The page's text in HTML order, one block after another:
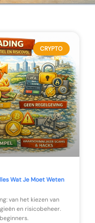
CRYPTO
Wat Je Moet Weten
van het kiezen van
en risicobeheer.